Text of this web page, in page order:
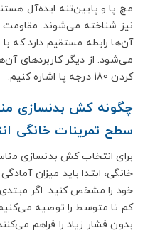
مچ پا و پایین‌تنه ایده‌آل
نیز شناخته می‌شوند.
آن‌ها رابطه مستقیم دارد که
می‌شود. از دیگر کاربردهای
کردن 180 درجه پا اشاره کنیم.
چگونه کش بدنسازی
سطح تمرینات خانگی
برای انتخاب کش بدنسازی
خانگی، ابتدا باید میزان
خود را مشخص کنید. اگر
کم تا متوسط را توصیه
بدون فشار زیاد را فراهم